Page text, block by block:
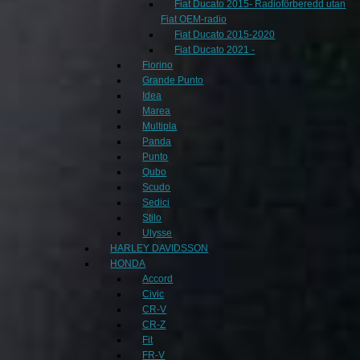
Fiat Ducato 2015- Radioförberedd utan
Fiat OEM-radio
Fiat Ducato 2015-2020
Fiat Ducato 2021 -
Fiorino
Grande Punto
Idea
Marea
Multipla
Panda
Punto
Qubo
Scudo
Sedici
Stilo
Ulysse
HARLEY DAVIDSSON
HONDA
Accord
Civic
CR-V
CR-Z
Fit
FR-V